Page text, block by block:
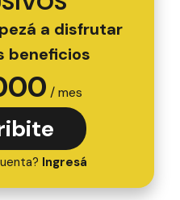
a disfrutar
beneficios
/ mes
Ingresá